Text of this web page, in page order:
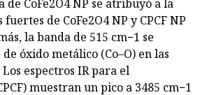
CoFe2O4 NP se atribuyó a la
de CoFe2O4 NP y CPCF NP
la banda de 515 cm−1 se
óxido metálico (Co–O) en las
espectros IR para el
muestran un pico a 3485 cm−1